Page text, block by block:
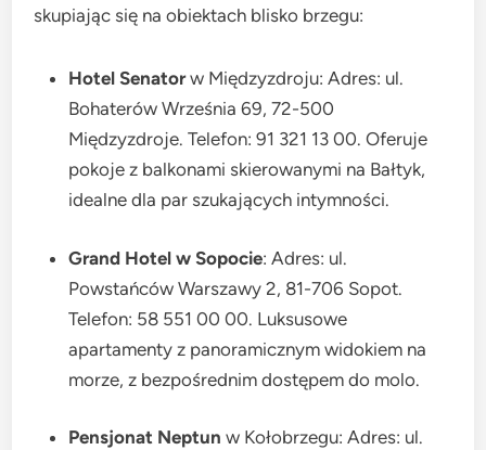
skupiając się na obiektach blisko brzegu:
Hotel Senatorw Międzyzdroju: Adres: ul.
Bohaterów Września 69, 72-500
Międzyzdroje. Telefon: 91 321 13 00. Oferuje
pokoje z balkonami skierowanymi na Bałtyk,
idealne dla par szukających intymności.
Grand Hotel w Sopocie: Adres: ul.
Powstańców Warszawy 2, 81-706 Sopot.
Telefon: 58 551 00 00. Luksusowe
apartamenty z panoramicznym widokiem na
morze, z bezpośrednim dostępem do molo.
Pensjonat Neptun w Kołobrzegu: Adres: ul.